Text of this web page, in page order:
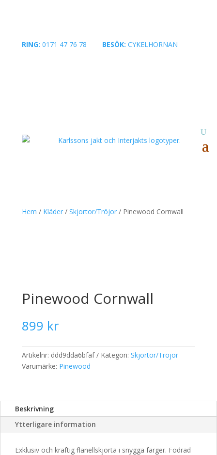
RING: 0171 47 76 78 BESÖK: CYKELHÖRNAN
Hem / Kläder/ Skjortor/Tröjor/ Pinewood Cornwall
Pinewood Cornwall
899 kr
Artikelnr: ddd9dda6bfaf Kategori: Skjortor/Tröjor
Varumärke: Pinewood
Beskrivning
Ytterligare information
Exklusiv och kraftig flanellskjorta i snygga färger. Fodrad